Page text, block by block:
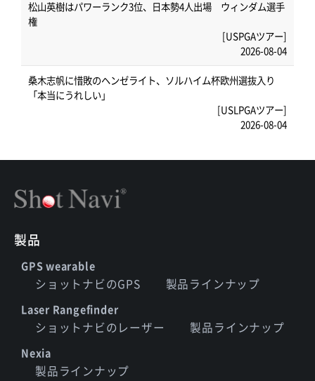
松山英樹はパワーランク3位、日本勢4人出場 ウィンダム選手
権
[USPGAツアー]
2026-08-04
桑木志帆に惜敗のヘンゼライト、ソルハイム杯欧州選抜入り
「本当にうれしい」
[USLPGAツアー]
2026-08-04
製品
GPS wearable
ショットナビのGPS 製品ラインナップ
Laser Rangefinder
ショットナビのレーザー 製品ラインナップ
Nexia
製品ラインナップ